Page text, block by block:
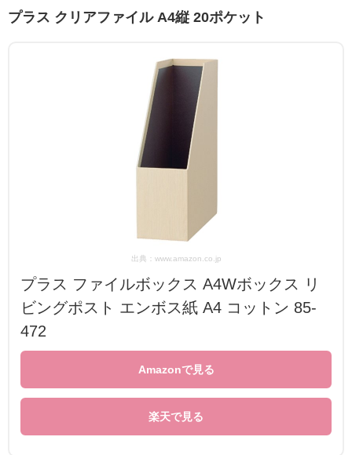
プラス クリアファイル A4縦 20ポケット
出典：www.amazon.co.jp
プラス ファイルボックス A4Wボックス リ
ビングポスト エンボス紙 A4 コットン 85-
472
Amazonで見る
楽天で見る